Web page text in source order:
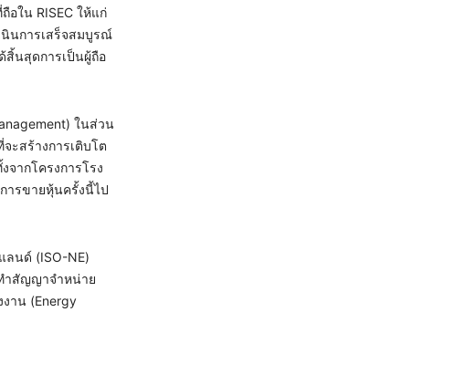
อใน RISEC ให้แก่
นินการเสร็จสมบูรณ์
สิ้นสุดการเป็นผู้ถือ
ในส่วน
ะสร้างการเติบโต
จากโครงการโรง
ารขายหุ้นครั้งนี้ไป
ลนด์ (ISO-NE)
ำสัญญาจำหน่าย
าน (Energy